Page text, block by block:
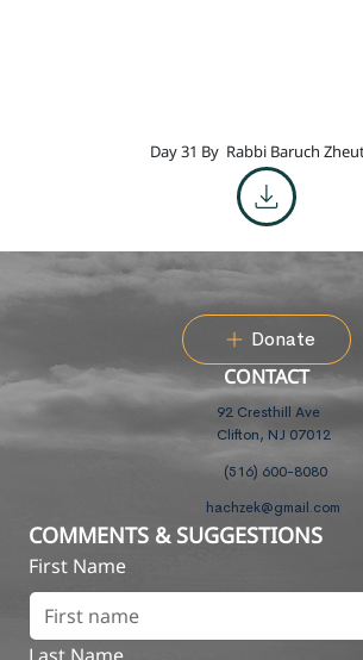
Day 31 By Rabbi Baruch
Donate
CONTACT
92 Cresthill Ave
Clifton, NJ 07012
(516) 600-8080
hachzek@gmail.com
COMMENTS & SUGGESTIONS
First Name